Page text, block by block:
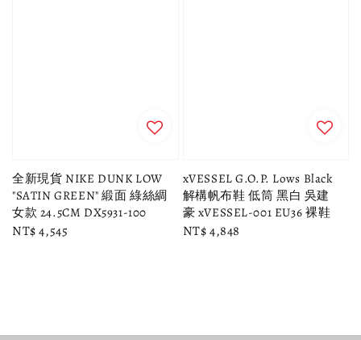
全新現貨 NIKE DUNK LOW
"SATIN GREEN" 緞面 綠絲綢
女款 24.5CM DX5931-100
Regular
NT$ 4,545
xVESSEL G.O.P. Lows Black
解構帆布鞋 低筒 黑白 吳建
豪 xVESSEL-001 EU36 裸鞋
Regular
NT$ 4,848